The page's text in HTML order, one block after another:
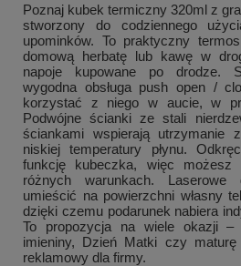
Poznaj kubek termiczny 320ml z
stworzony do codziennego
upominków. To praktyczny
domową herbatę lub kawę w
napoje kupowane po drodze.
wygodna obsługa push open /
korzystać z niego w aucie, w
Podwójne ścianki ze stali
ściankami wspierają utrzymanie
niskiej temperatury płynu.
funkcję kubeczka, więc
różnych warunkach. Laserowe
umieścić na powierzchni własny
dzięki czemu podarunek nabiera
To propozycja na wiele okazji
imieniny, Dzień Matki czy
reklamowy dla firmy.